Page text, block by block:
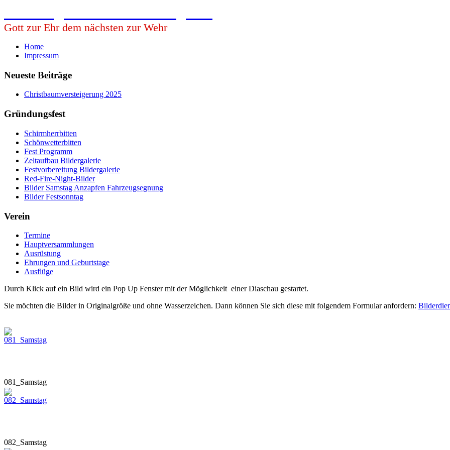
Gott zur Ehr dem nächsten zur Wehr
Home
Impressum
Neueste Beiträge
Christbaumversteigerung 2025
Gründungsfest
Schirmherrbitten
Schönwetterbitten
Fest Programm
Zeltaufbau Bildergalerie
Festvorbereitung Bildergalerie
Red-Fire-Night-Bilder
Bilder Samstag Anzapfen Fahrzeugsegnung
Bilder Festsonntag
Verein
Termine
Hauptversammlungen
Ausrüstung
Ehrungen und Geburtstage
Ausflüge
Durch Klick auf ein Bild wird ein Pop Up Fenster mit der Möglichkeit einer Diaschau gestartet.
Sie möchten die Bilder in Originalgröße und ohne Wasserzeichen. Dann können Sie sich diese mit folgendem Formular anfordern:
081_Samstag
082_Samstag